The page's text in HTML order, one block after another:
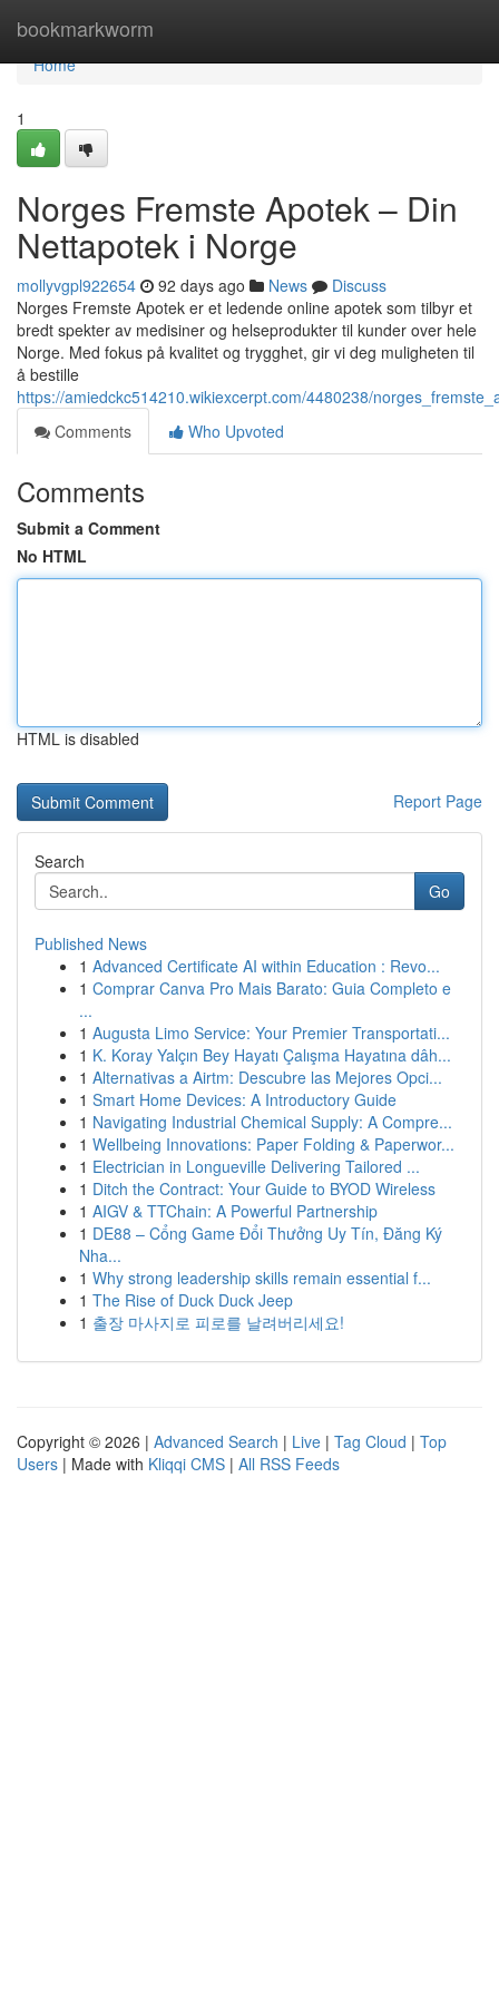
bookmarkworm
Home
Home
1
Norges Fremste Apotek – Din
Nettapotek i Norge
mollyvgpl922654 92 days ago News
Discuss
Norges Fremste Apotek er et ledende online apotek som tilbyr et
bredt spekter av medisiner og helseprodukter til kunder over hele
Norge. Med fokus på kvalitet og trygghet, gir vi deg muligheten til
å bestille
https://amiedckc514210.wikiexcerpt.com/4480238/
Comments
Who Upvoted
Comments
Submit a Comment
No HTML
HTML is disabled
Report Page
Search
Go
Published News
1 Advanced Certificate AI within Education : Revo...
1 Comprar Canva Pro Mais Barato: Guia Completo e
...
1 Augusta Limo Service: Your Premier Transportati...
1 K. Koray Yalçın Bey Hayatı Çalışma Hayatına dâh...
1 Alternativas a Airtm: Descubre las Mejores Opci...
1 Smart Home Devices: A Introductory Guide
1 Navigating Industrial Chemical Supply: A Compre...
1 Wellbeing Innovations: Paper Folding & Paperwor...
1 Electrician in Longueville Delivering Tailored ...
1 Ditch the Contract: Your Guide to BYOD Wireless
1 AIGV & TTChain: A Powerful Partnership
1 DE88 – Cổng Game Đổi Thưởng Uy Tín, Đăng Ký
Nha...
1 Why strong leadership skills remain essential f...
1 The Rise of Duck Duck Jeep
1 출장 마사지로 피로를 날려버리세요!
Copyright © 2026 | Advanced Search | Live | Tag Cloud | Top
Users | Made with Kliqqi CMS | All RSS Feeds